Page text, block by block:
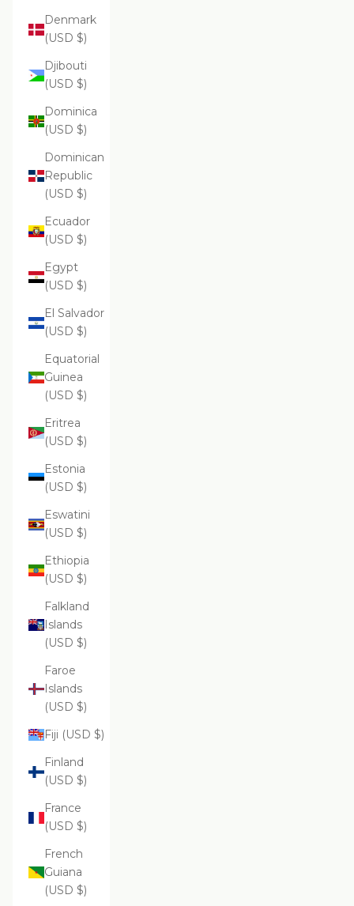
Denmark
(USD $)
Djibouti
(USD $)
Dominica
(USD $)
Dominican
Republic
(USD $)
Ecuador
(USD $)
Egypt
(USD $)
El Salvador
(USD $)
Equatorial
Guinea
(USD $)
Eritrea
(USD $)
Estonia
(USD $)
Eswatini
(USD $)
Ethiopia
(USD $)
Falkland
Islands
(USD $)
Faroe
Islands
(USD $)
Fiji (USD $)
Finland
(USD $)
France
(USD $)
French
Guiana
(USD $)